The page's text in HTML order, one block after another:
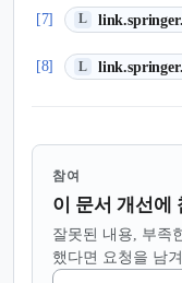
[7] L
(새 탭에서 열
[8] L
(새 탭에서 열
참여
이 문서 개선에
잘못된 내용, 부족
했다면 요청을 남